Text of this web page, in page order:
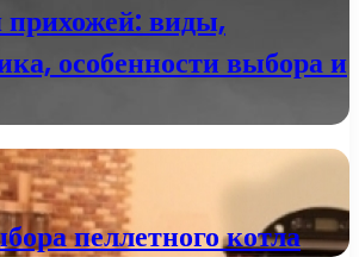
виды,
особенности выбора и
пеллетного котла